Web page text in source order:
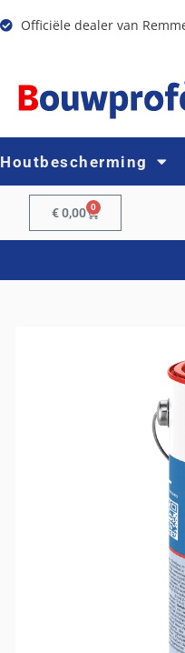
Officiële dealer van
Houtbescherming
€0,00 0